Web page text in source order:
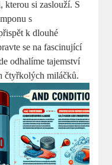
kterou si zaslouží. S
s
k dlouhé
se na fascinující
odhalíme tajemství
čtyřkolých miláčků.